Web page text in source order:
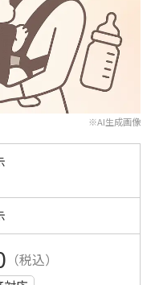
※AI生成画像
（税込）